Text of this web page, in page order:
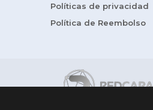
Políticas de privacidad
Política de Reembolso